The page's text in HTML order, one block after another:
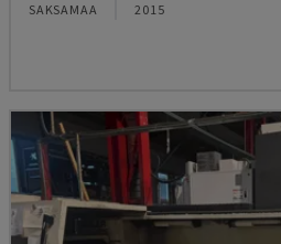
SAKSAMAA 2015